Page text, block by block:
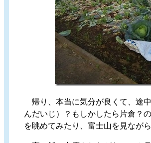
帰り、本当に気分が良くて、途
んだいじ）？もしかしたら片倉？
を眺めてみたり、富士山を見なが